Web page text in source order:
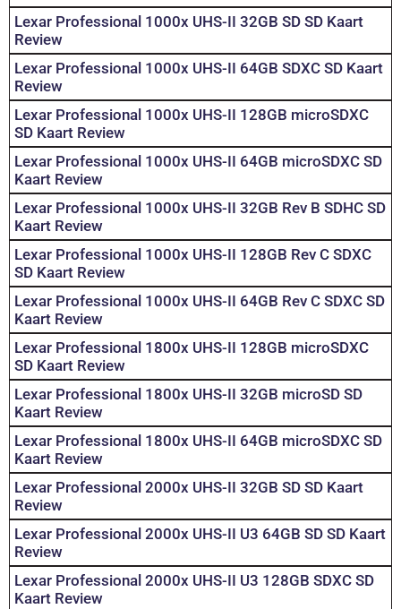
Lexar Professional 1000x UHS-II 32GB SD SD Kaart
Review
Lexar Professional 1000x UHS-II 64GB SDXC SD Kaart
Review
Lexar Professional 1000x UHS-II 128GB microSDXC
SD Kaart Review
Lexar Professional 1000x UHS-II 64GB microSDXC SD
Kaart Review
Lexar Professional 1000x UHS-II 32GB Rev B SDHC SD
Kaart Review
Lexar Professional 1000x UHS-II 128GB Rev C SDXC
SD Kaart Review
Lexar Professional 1000x UHS-II 64GB Rev C SDXC SD
Kaart Review
Lexar Professional 1800x UHS-II 128GB microSDXC
SD Kaart Review
Lexar Professional 1800x UHS-II 32GB microSD SD
Kaart Review
Lexar Professional 1800x UHS-II 64GB microSDXC SD
Kaart Review
Lexar Professional 2000x UHS-II 32GB SD SD Kaart
Review
Lexar Professional 2000x UHS-II U3 64GB SD SD Kaart
Review
Lexar Professional 2000x UHS-II U3 128GB SDXC SD
Kaart Review